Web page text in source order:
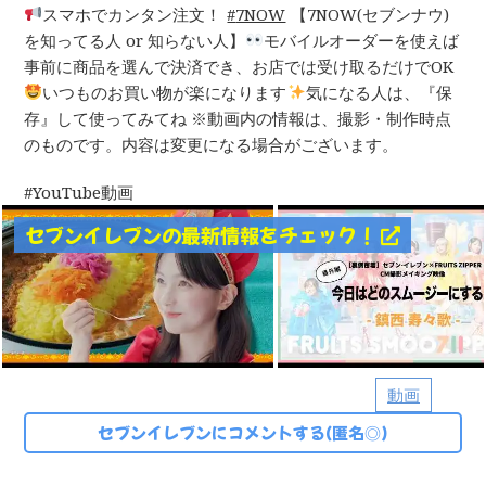
スマホでカンタン注文！
7NOW
​​ 【7NOW(セブンナウ)
を知ってる人 or 知らない人】
​ モバイルオーダーを使えば​
事前に商品を選んで決済でき、​ お店では受け取るだけでOK
​ いつものお買い物が楽になります
​ ​気になる人は、『保
存』して使ってみてね ※動画内の情報は、撮影・制作時点
のものです。内容は変更になる場合がございます。
動画
YouTube動画
セブンイレブンの最新情報をチェック！
セブンイレブンにコメントする(匿名◎)